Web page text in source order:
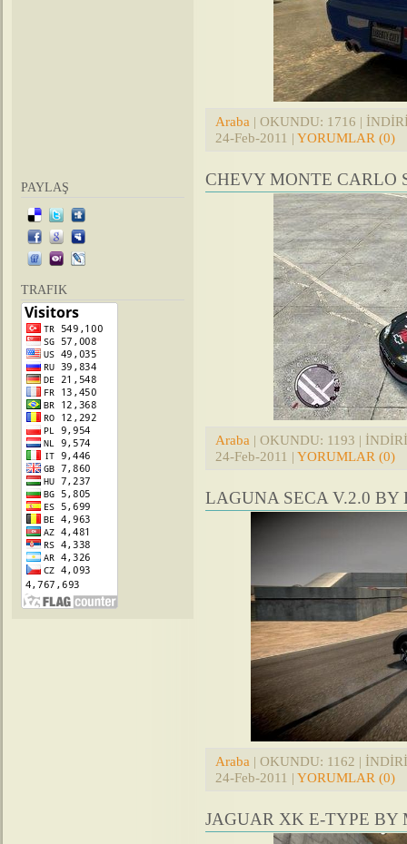
PAYLAŞ
TRAFIK
Araba | OKUNDU: 1716 |
24-Feb-2011 | YORUMLAR (0)
CHEVY MONTE CARLO
Araba | OKUNDU: 1193 |
24-Feb-2011 | YORUMLAR (0)
LAGUNA SECA V.2.0 BY
Araba | OKUNDU: 1162 |
24-Feb-2011 | YORUMLAR (0)
JAGUAR XK E-TYPE BY